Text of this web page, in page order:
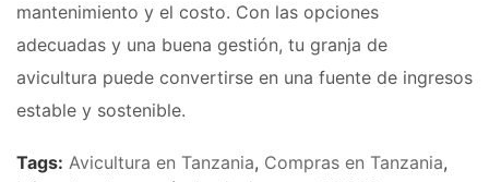
mantenimiento y el costo. Con las opciones
adecuadas y una buena gestión, tu granja de
avicultura puede convertirse en una fuente de ingresos
estable y sostenible.
Tags: Avicultura en Tanzania, Compras en Tanzania,